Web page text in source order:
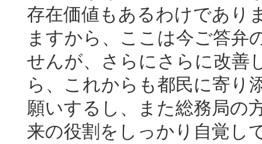
存在価値もあるわけであり
ますから、ここは今ご答弁
せんが、さらにさらに改善
ら、これからも都民に寄り
願いするし、また総務局の
来の役割をしっかり自覚し